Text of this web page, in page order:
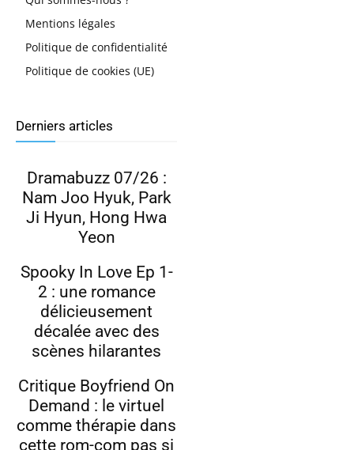
Mentions légales
Politique de confidentialité
Politique de cookies (UE)
Derniers articles
Dramabuzz 07/26 :
Nam Joo Hyuk, Park
Ji Hyun, Hong Hwa
Yeon
Spooky In Love Ep 1-
2 : une romance
délicieusement
décalée avec des
scènes hilarantes
Critique Boyfriend On
Demand : le virtuel
comme thérapie dans
cette rom-com pas si